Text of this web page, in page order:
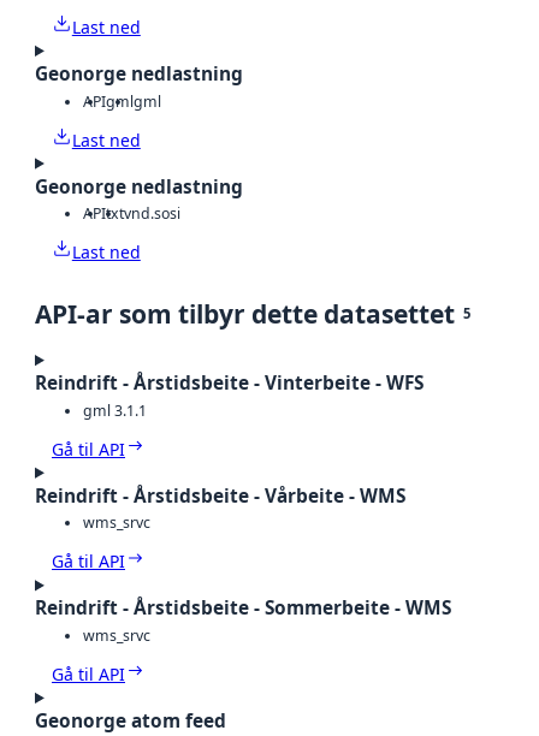
Last ned
Geonorge nedlastning
APIgmlgml
Last ned
Geonorge nedlastning
APItxtvnd.sosi
Last ned
API-ar som tilbyr dette datasettet 5
Reindrift - Årstidsbeite - Vinterbeite - WFS
gml 3.1.1
Gå til API
Reindrift - Årstidsbeite - Vårbeite - WMS
wms_srvc
Gå til API
Reindrift - Årstidsbeite - Sommerbeite - WMS
wms_srvc
Gå til API
Geonorge atom feed